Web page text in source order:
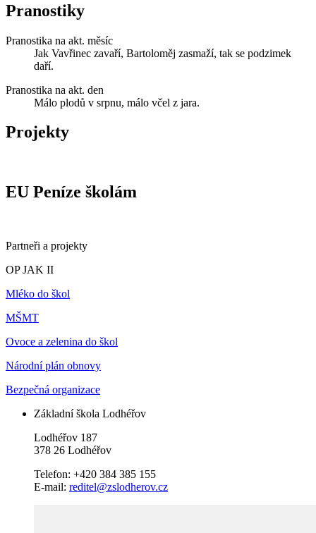
Pranostiky
Pranostika na akt. měsíc
Jak Vavřinec zavaří, Bartoloměj zasmaží, tak se podzimek
daří.
Pranostika na akt. den
Málo plodů v srpnu, málo včel z jara.
Projekty
EU Peníze školám
Partneři a projekty
OP JAK II
Mléko do škol
MŠMT
Ovoce a zelenina do škol
Národní plán obnovy
Bezpečná organizace
Základní škola Lodhéřov
Lodhéřov 187
378 26 Lodhéřov
Telefon: +420 384 385 155
E-mail: reditel@zslodherov.cz